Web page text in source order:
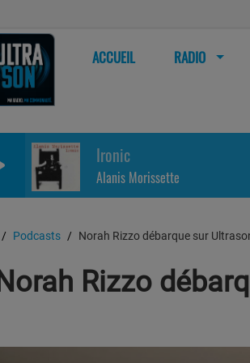
ACCUEIL RADIO
Ironic
Alanis Morissette
Podcasts Norah Rizzo débarque sur
Norah Rizzo